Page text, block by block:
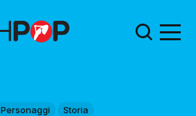
Personaggi Storia